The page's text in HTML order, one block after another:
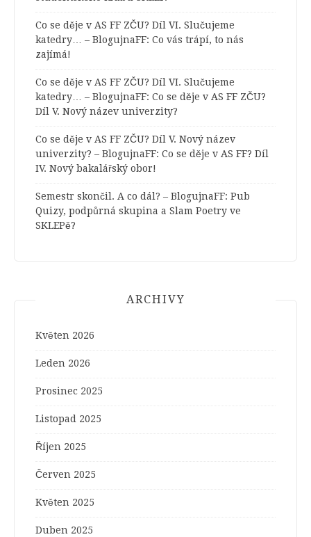
Co se děje v AS FF ZČU? Díl VI. Slučujeme
katedry… – BlogujnaFF: Co vás trápí, to nás
zajímá!
Co se děje v AS FF ZČU? Díl VI. Slučujeme
katedry… – BlogujnaFF: Co se děje v AS FF ZČU?
Díl V. Nový název univerzity?
Co se děje v AS FF ZČU? Díl V. Nový název
univerzity? – BlogujnaFF: Co se děje v AS FF? Díl
IV. Nový bakalářský obor!
Semestr skončil. A co dál? – BlogujnaFF: Pub
Quizy, podpůrná skupina a Slam Poetry ve
SKLEPě?
ARCHIVY
Květen 2026
Leden 2026
Prosinec 2025
Listopad 2025
Říjen 2025
Červen 2025
Květen 2025
Duben 2025